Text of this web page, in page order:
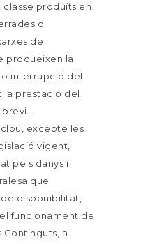
produïts en
o
de
produeixen la
o interrupció del
la prestació del
excepte les
vigent,
pels danys i
que
disponibilitat,
funcionament de
Continguts, a